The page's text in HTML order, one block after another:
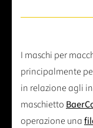
I maschi per
principalmente
in relazione agli
maschietto
operazione una